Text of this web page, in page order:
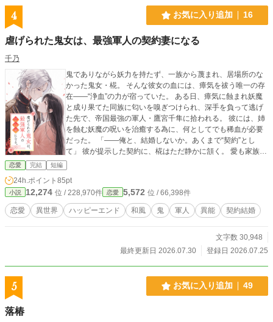
4 お気に入り追加 16
虐げられた鬼女は、最強軍人の契約妻になる
千乃
鬼でありながら妖力を持たず、一族から蔑まれ、居場所のな
かった鬼女・椛。 そんな彼女の血には、瘴気を祓う唯一の存
在――“浄血”の力が宿っていた。 ある日、瘴気に蝕まれ妖魔
と成り果てた同族に匂いを嗅ぎつけられ、深手を負って逃げ
た先で、帝国最強の軍人・鷹宮千隼に拾われる。 彼には、姉
を蝕む妖魔の呪いを治癒する為に、何としてでも稀血が必要
だった。 「――俺と、結婚しないか。あくまで“契約”とし
て」 彼が提示した契約に、椛はただ静かに頷く。 愛も家族も
知らぬ椛にとって、それは当然の答えだった。 「俺にとって
何より最優先は姉上だ。愛情の類は期待しないでほしい」 そ
う告げた男との、偽りの結婚生活。 しかし千隼と過ごすう
ち、役に立つことでしか自分の価値を測れなかった椛の中
に、これまで知らなかった感情が芽生えてゆき……。
恋愛 完結 短編
24h.ポイント 85pt
小説 12,274 位 / 228,970件 恋愛 5,572 位 / 66,398件
恋愛 異世界 ハッピーエンド 和風 鬼 軍人 異能 契約結婚
文字数 30,948
最終更新日 2026.07.30
登録日 2026.07.25
5 お気に入り追加 49
落椿